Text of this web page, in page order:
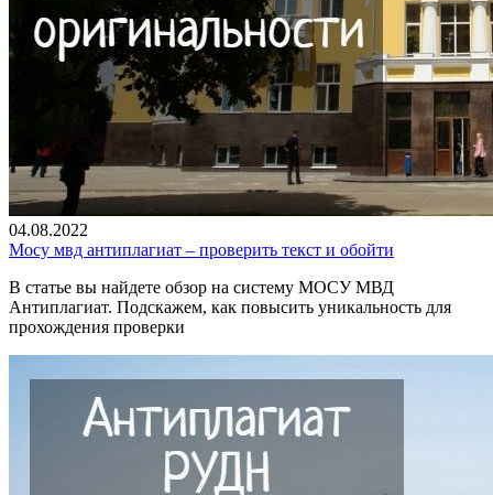
04.08.2022
Мосу мвд антиплагиат – проверить текст и обойти
В статье вы найдете обзор на систему МОСУ МВД
Антиплагиат. Подскажем, как повысить уникальность для
прохождения проверки